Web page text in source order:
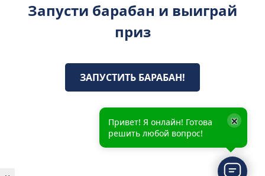
Запусти барабан и выиграй
приз
ЗАПУСТИТЬ БАРАБАН!
Привет! Я онлайн! Готова
решить любой вопрос!
×